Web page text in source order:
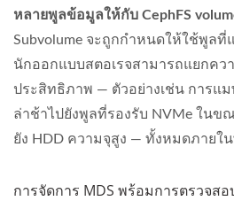
หลายพูลข้อมูลให้กับ CephFS
Subvolume จะถูกกำหนดให้ใช้พูลที่
นักออกแบบสตอเรจสามารถแยกคว
ประสิทธิภาพ — ตัวอย่างเช่น การแ
ล่าช้าไปยังพูลที่รองรับ NVMe ในข
ยัง HDD ความจุสูง — ทั้งหมดภายใน
การจัดการ MDS พร้อมการตรวจส